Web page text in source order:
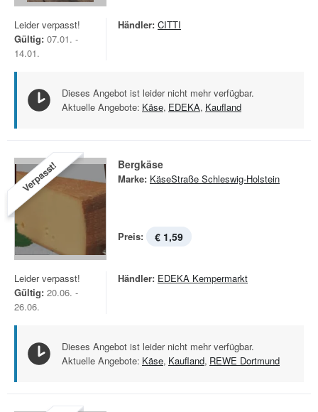
Leider verpasst!
Gültig: 07.01. -
14.01.
Händler: CITTI
Dieses Angebot ist leider nicht mehr verfügbar.
Aktuelle Angebote: Käse, EDEKA, Kaufland
Verpasst! Bergkäse
Marke: KäseStraße Schleswig-Holstein
Preis: € 1,59
Leider verpasst!
Gültig: 20.06. -
26.06.
Händler: EDEKA Kempermarkt
Dieses Angebot ist leider nicht mehr verfügbar.
Aktuelle Angebote: Käse, Kaufland, REWE Dortmund